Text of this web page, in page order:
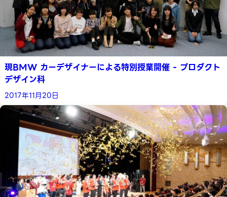
現BMW カーデザイナーによる特別授業開催 - プロダクト
デザイン科
2017年11月20日